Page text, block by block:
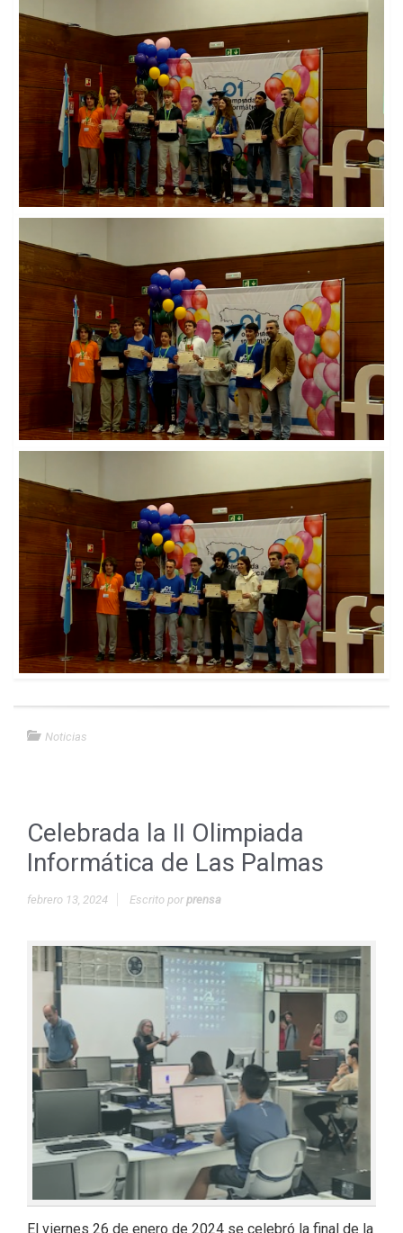
Noticias
Celebrada la II Olimpiada
Informática de Las Palmas
febrero 13, 2024 Escrito porprensa
El viernes 26 de enero de 2024 se celebró la final de la